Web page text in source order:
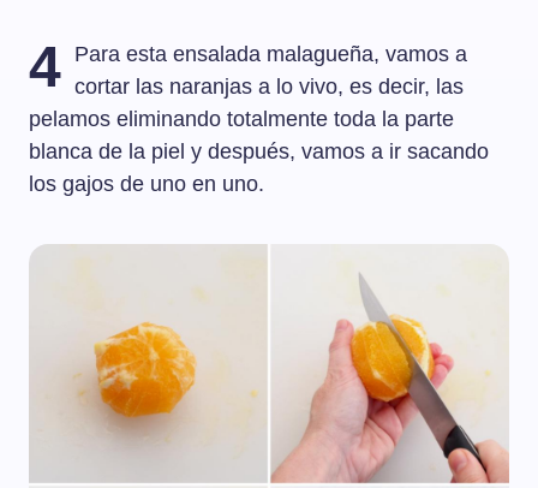
4 Para esta ensalada malagueña, vamos a
cortar las naranjas a lo vivo, es decir, las
pelamos eliminando totalmente toda la parte
blanca de la piel y después, vamos a ir sacando
los gajos de uno en uno.